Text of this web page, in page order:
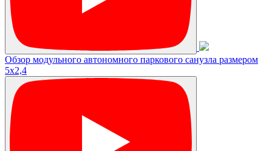
Обзор модульного автономного паркового санузла размером
5х2,4